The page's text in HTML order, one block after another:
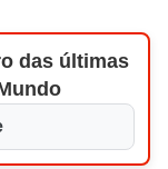
das últimas